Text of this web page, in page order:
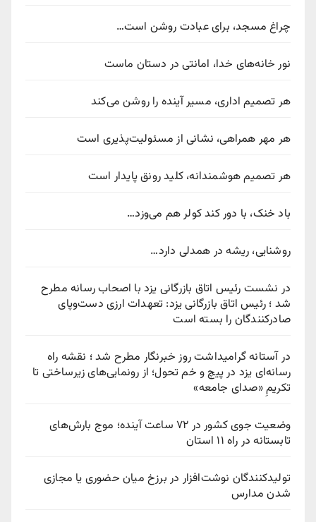
چراغ مسجد، برای عبادت روشن است…
نور خانه‌های خدا، امانتی در دستان ماست
هر تصمیم اداری، مسیر آینده را روشن می‌کند
هر مهر همراهی، نشانی از مسئولیت‌پذیری است
هر تصمیم هوشمندانه، کلید رونق پایدار است
باد خنک، با دور کند کولر هم می‌وزد…
روشنایی، ریشه در همدلی دارد…
در نشست رئیس اتاق بازرگانی یزد با اصحاب رسانه مطرح
شد ؛ رئیس اتاق بازرگانی یزد: تعهدات ارزی دست‌وپای
صادرکنندگان را بسته است
در آستانه گرامیداشت روز خبرنگار مطرح شد ؛ نقشه راه
رسانه‌ای یزد در پیچ‌ و خم تحول؛ از رونمایی‌های زیرساختی تا
تکریمِ «صدای جامعه»
وضعیت جوی کشور در ۷۲ ساعت آینده؛ موج بارش‌های
تابستانه در راه ۱۱ استان
تولیدکنندگان نوشت‌افزار در برزخ میان حضوری یا مجازی
شدن مدارس